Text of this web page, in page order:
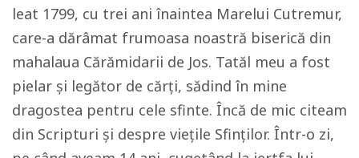
leat 1799, cu trei ani înaintea Marelui Cutremur,
care-a dărâmat frumoasa noastră biserică din
mahalaua Cărămidarii de Jos. Tatăl meu a fost
pielar şi legător de cărţi, sădind în mine
dragostea pentru cele sfinte. Încă de mic citeam
din Scripturi şi despre vieţile Sfinţilor. Într-o zi,